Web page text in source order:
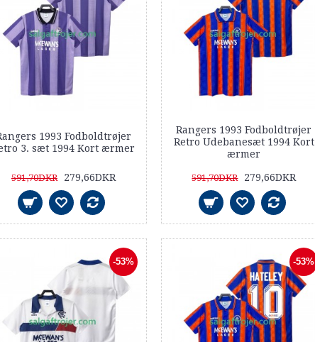
1993 Fodboldtrøjer
3. sæt 1994 Kort ærmer
591,70DKR 279,66DKR
Rangers 1993 Fodboldtrøjer
Retro Udebanesæt 1994 Kort
ærmer
591,70DKR 279,66DKR
-53% -53%